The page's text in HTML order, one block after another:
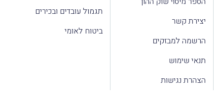
קשר
למבזקים
שימוש
נגישות
תגמול עובדים ובכירים
ביטוח לאומי